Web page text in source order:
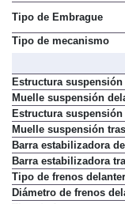
Estructura suspensión
Muelle suspensión
Estructura suspensión
Muelle suspensión
Barra estabilizadora
Barra estabilizadora
Tipo de frenos